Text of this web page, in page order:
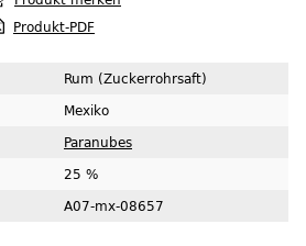
Produkt-PDF
Rum (Zuckerrohrsaft)
Mexiko
Paranubes
25 %
A07-mx-08657